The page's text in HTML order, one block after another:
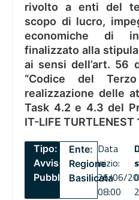
rivolto a enti del
scopo di lucro,
economiche di
finalizzato alla
ai sensi dell’art. 56
“Codice del
realizzazione delle
Task 4.2 e 4.3 del
IT-LIFE
Tipo:
Avviso
Pubblico
Ente:
Regione
Basilicata
Data
inizio:
26/06/
08:00